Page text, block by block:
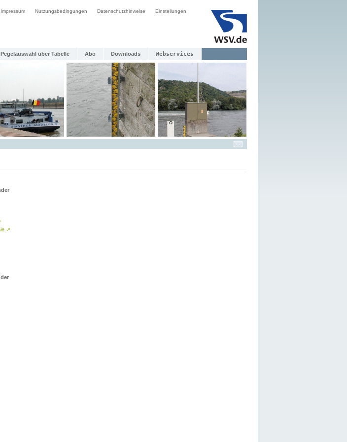
Impressum Nutzungsbedingungen Datenschutzhinweise Einstellungen
Pegelauswahl über Tabelle Abo Downloads Webservices
↗